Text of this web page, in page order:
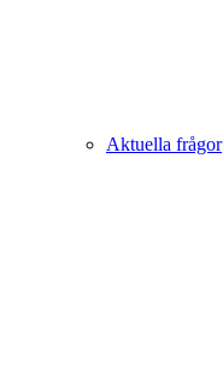
Aktuella frågor